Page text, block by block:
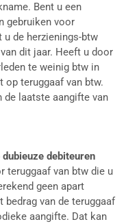
Bent u een
gebruiken voor
de herzienings-btw
dit jaar. Heeft u door
te weinig btw in
op teruggaaf van btw.
de laatste aangifte van
debiteuren
teruggaaf van btw die u
geen apart
bedrag van de teruggaaf
aangifte. Dat kan